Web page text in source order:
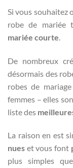
Si vous souhaitez
robe de mariée
mariée courte.
De nombreux
désormais des
robes de
femmes – elles
liste des
La raison en est
nues et vous font
plus simples